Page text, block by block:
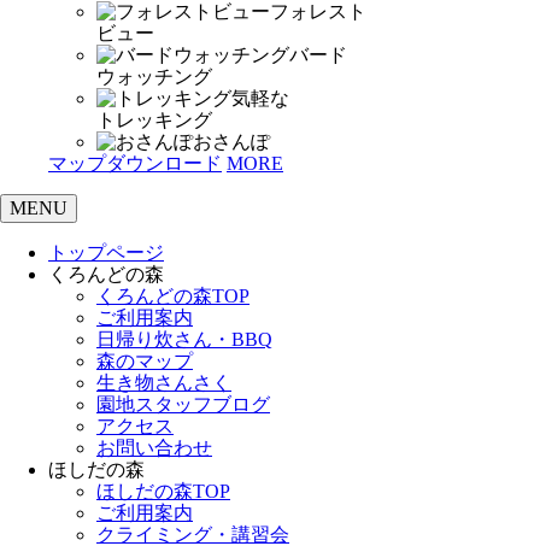
フォレスト
ビュー
バード
ウォッチング
気軽な
トレッキング
おさんぽ
マップダウンロード MORE
MENU
トップページ
くろんどの森
くろんどの森TOP
ご利用案内
日帰り炊さん・BBQ
森のマップ
生き物さんさく
園地スタッフブログ
アクセス
お問い合わせ
ほしだの森
ほしだの森TOP
ご利用案内
クライミング・講習会